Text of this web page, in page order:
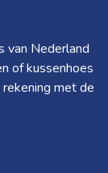
van Nederland
of kussenhoes
met de